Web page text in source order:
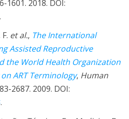
1601. 2018. DOI:
.
et al., The International
Assisted Reproductive
the World Health Organization
ART Terminology, Human
2687. 2009. DOI:
.